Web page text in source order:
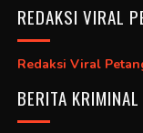
REDAKSI VIRAL
Redaksi Viral
BERITA KRIMINAL